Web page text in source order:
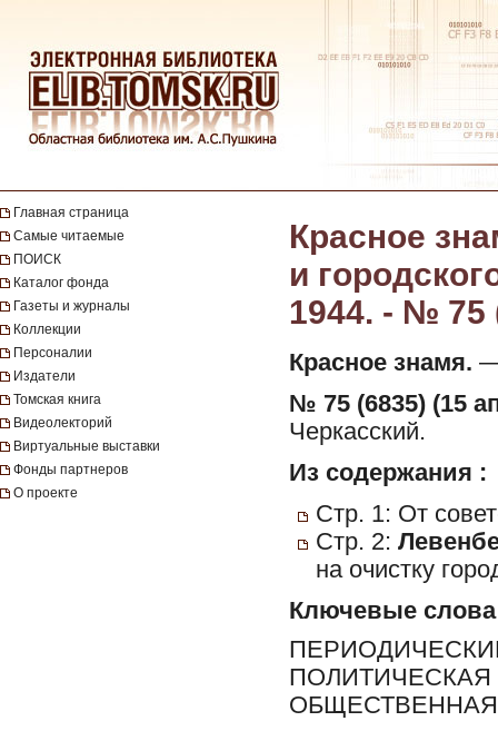
Главная страница
Самые читаемые
ПОИСК
Каталог фонда
Газеты и журналы
Коллекции
Персоналии
Издатели
Томская книга
Видеолекторий
Виртуальные выставки
Фонды партнеров
О проекте
Красное
и
1944. - № 75
Красное знамя. —
№ 75 (6835) (15
Черкасский.
Из содержания :
Стр. 1: От
Стр. 2:
на очистку
Ключевые слова